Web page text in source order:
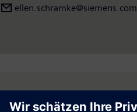
ellen.schramke@siemens.com
Follow